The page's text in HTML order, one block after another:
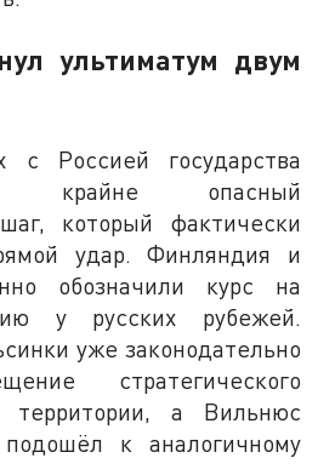
ультиматум двум
с Россией государства
крайне опасный
который фактически
удар. Финляндия и
обозначили курс на
у русских рубежей.
уже законодательно
стратегического
а Вильнюс
к аналогичному